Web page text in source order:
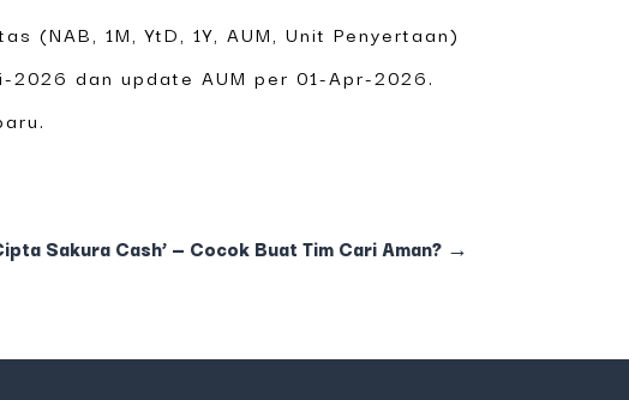
(NAB, 1M, YtD, 1Y, AUM, Unit Penyertaan)
dan update AUM per 01-Apr-2026.
Sakura Cash’ — Cocok Buat Tim Cari Aman?→